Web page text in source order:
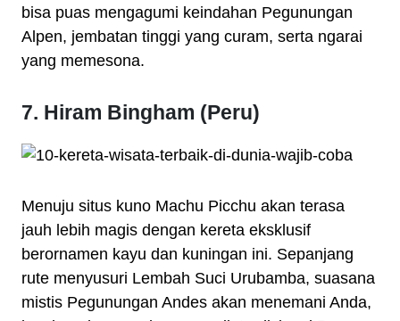
bisa puas mengagumi keindahan Pegunungan
Alpen, jembatan tinggi yang curam, serta ngarai
yang memesona.
7. Hiram Bingham (Peru)
Menuju situs kuno Machu Picchu akan terasa
jauh lebih magis dengan kereta eksklusif
berornamen kayu dan kuningan ini. Sepanjang
rute menyusuri Lembah Suci Urubamba, suasana
mistis Pegunungan Andes akan menemani Anda,